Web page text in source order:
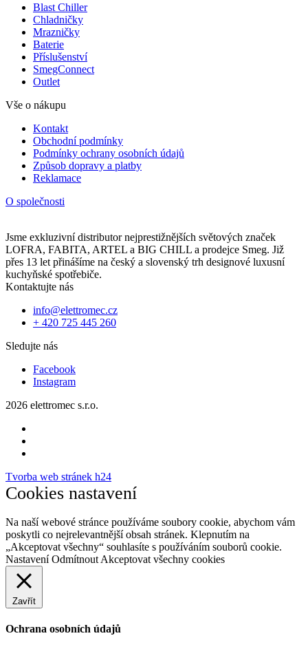
Blast Chiller
Chladničky
Mrazničky
Baterie
Příslušenství
SmegConnect
Outlet
Vše o nákupu
Kontakt
Obchodní podmínky
Podmínky ochrany osobních údajů
Způsob dopravy a platby
Reklamace
O společnosti
Jsme exkluzivní distributor nejprestižnějších světových značek
LOFRA, FABITA, ARTEL a BIG CHILL a prodejce Smeg. Již
přes 13 let přinášíme na český a slovenský trh designové luxusní
kuchyňské spotřebiče.
Kontaktujte nás
info@elettromec.cz
+ 420 725 445 260
Sledujte nás
Facebook
Instagram
2026 elettromec s.r.o.
Tvorba web stránek h24
Cookies nastavení
Na naší webové stránce používáme soubory cookie, abychom vám
poskytli co nejrelevantnější obsah stránek. Klepnutím na
„Akceptovat všechny“ souhlasíte s používáním souborů cookie.
Nastavení Odmítnout Akceptovat všechny cookies
Zavřít
Ochrana osobních údajů